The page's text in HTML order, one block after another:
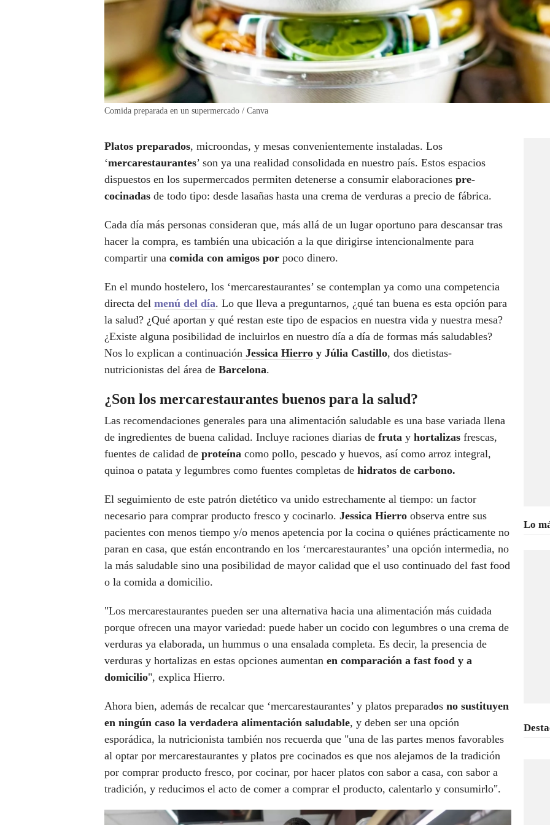
Comida preparada en un supermercado / Canva
Platos preparados, microondas, y mesas convenientemente instaladas. Los
‘mercarestaurantes’ son ya una realidad consolidada en nuestro país. Estos espacios
dispuestos en los supermercados permiten detenerse a consumir elaboraciones pre-
cocinadas de todo tipo: desde lasañas hasta una crema de verduras a precio de fábrica.
Cada día más personas consideran que, más allá de un lugar oportuno para descansar tras
hacer la compra, es también una ubicación a la que dirigirse intencionalmente para
compartir una comida con amigos por poco dinero.
En el mundo hostelero, los ‘mercarestaurantes’ se contemplan ya como una competencia
directa del menú del día. Lo que lleva a preguntarnos, ¿qué tan buena es esta opción para
la salud? ¿Qué aportan y qué restan este tipo de espacios en nuestra vida y nuestra mesa?
¿Existe alguna posibilidad de incluirlos en nuestro día a día de formas más saludables?
Nos lo explican a continuación Jessica Hierro y Júlia Castillo, dos dietistas-
nutricionistas del área de Barcelona.
¿Son los mercarestaurantes buenos para la salud?
Las recomendaciones generales para una alimentación saludable es una base variada llena
de ingredientes de buena calidad. Incluye raciones diarias de fruta y hortalizas frescas,
fuentes de calidad de proteína como pollo, pescado y huevos, así como arroz integral,
quinoa o patata y legumbres como fuentes completas de hidratos de carbono.
El seguimiento de este patrón dietético va unido estrechamente al tiempo: un factor
necesario para comprar producto fresco y cocinarlo. Jessica Hierro observa entre sus
pacientes con menos tiempo y/o menos apetencia por la cocina o quiénes prácticamente no
paran en casa, que están encontrando en los ‘mercarestaurantes’ una opción intermedia, no
la más saludable sino una posibilidad de mayor calidad que el uso continuado del fast food
o la comida a domicilio.
"Los mercarestaurantes pueden ser una alternativa hacia una alimentación más cuidada
porque ofrecen una mayor variedad: puede haber un cocido con legumbres o una crema de
verduras ya elaborada, un hummus o una ensalada completa. Es decir, la presencia de
verduras y hortalizas en estas opciones aumentan en comparación a fast food y a
domicilio", explica Hierro.
Ahora bien, además de recalcar que ‘mercarestaurantes’ y platos preparados no sustituyen
en ningún caso la verdadera alimentación saludable, y deben ser una opción
esporádica, la nutricionista también nos recuerda que "una de las partes menos favorables
al optar por mercarestaurantes y platos pre cocinados es que nos alejamos de la tradición
por comprar producto fresco, por cocinar, por hacer platos con sabor a casa, con sabor a
tradición, y reducimos el acto de comer a comprar el producto, calentarlo y consumirlo".
Lo